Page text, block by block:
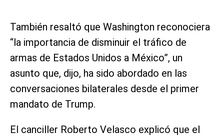
También resaltó que Washington reconociera
“la importancia de disminuir el tráfico de
armas de Estados Unidos a México”, un
asunto que, dijo, ha sido abordado en las
conversaciones bilaterales desde el primer
mandato de Trump.
El canciller Roberto Velasco explicó que el